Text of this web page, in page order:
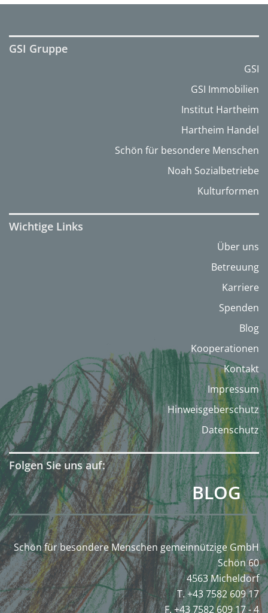
GSI Gruppe
GSI
GSI Immobilien
Institut Hartheim
Hartheim Handel
Schön für besondere Menschen
Noah Sozialbetriebe
Kulturformen
Wichtige Links
Über uns
Betreuung
Karriere
Spenden
Blog
Kooperationen
Kontakt
Impressum
Hinweisgeberschutz
Datenschutz
Folgen Sie uns auf:
BLOG
Schön für besondere Menschen gemeinnützige GmbH
Schön 60
4563 Micheldorf
T. +43 7582 609 17
F. +43 7582 609 17 - 4